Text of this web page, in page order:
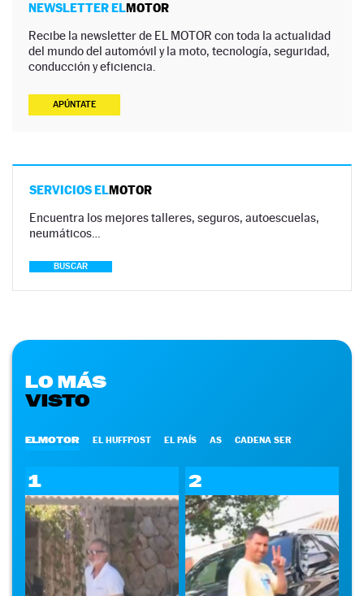
NEWSLETTER ELMOTOR
Recibe la newsletter de EL MOTOR con toda la actualidad
del mundo del automóvil y la moto, tecnología, seguridad,
conducción y eficiencia.
APÚNTATE
SERVICIOS ELMOTOR
Encuentra los mejores talleres, seguros, autoescuelas,
neumáticos…
BUSCAR
LO MÁS
VISTO
ELMOTOR EL HUFFPOST EL PAÍS AS CADENA SER
1 2